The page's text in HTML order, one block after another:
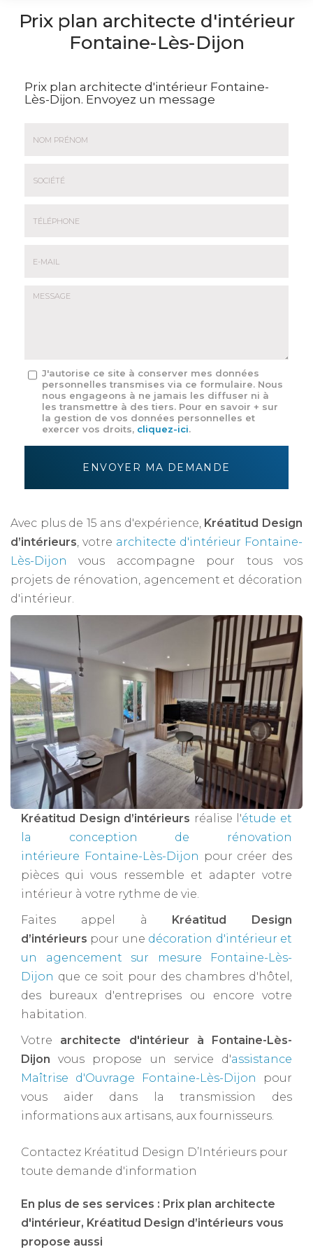
Prix plan architecte d'intérieur
Fontaine-Lès-Dijon
Prix plan architecte d'intérieur Fontaine-
Lès-Dijon. Envoyez un message
Message
J'autorise ce site à conserver mes données
personnelles transmises via ce formulaire. Nous
nous engageons à ne jamais les diffuser ni à
les transmettre à des tiers. Pour en savoir + sur
la gestion de vos données personnelles et
exercer vos droits, cliquez-ici.
Acceptation
ENVOYER MA DEMANDE
Avec plus de 15 ans d'expérience, Kréatitud Design
d’intérieurs, votre architecte d'intérieur Fontaine-
Lès-Dijon
vous accompagne pour tous vos
projets de rénovation, agencement et décoration
d'intérieur.
Kréatitud Design d’intérieurs réalise l'étude et
la conception de rénovation
intérieure Fontaine-Lès-Dijon pour créer des
pièces qui vous ressemble et adapter votre
intérieur à votre rythme de vie.
Faites appel à
Kréatitud Design
d’intérieurs pour une décoration d'intérieur et
un agencement sur mesure Fontaine-Lès-
Dijon que ce soit pour des chambres d'hôtel,
des bureaux d'entreprises ou encore votre
habitation.
Votre architecte d'intérieur à Fontaine-Lès-
Dijon ​vous propose un service d'assistance
Maîtrise d'Ouvrage Fontaine-Lès-Dijon
pour
vous aider dans la transmission des
informations aux artisans, aux fournisseurs.
Contactez Kréatitud Design D’Intérieurs pour
toute demande d'information
En plus de ses services : Prix plan architecte
d'intérieur, Kréatitud Design d’intérieurs vous
propose aussi